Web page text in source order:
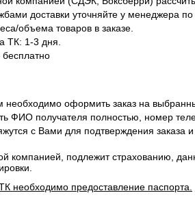
доставки уточняйте у менеджера
объема товаров в заказе.
ТК: 1-3 дня.
необходимо оформить заказ на
ФИО получателя полностью, номер
с Вами для подтверждения заказа
компанией, подлежит страхованию,
необходимо предоставление паспорта.